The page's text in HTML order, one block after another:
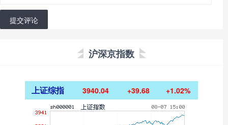
提交评论
沪深京指数
上证综指 3940.04 +39.68 +1.02%